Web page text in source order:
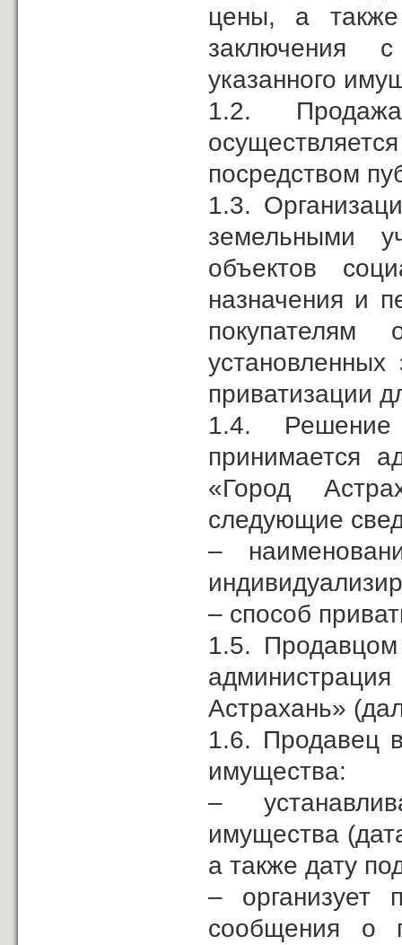
цены, а также
заключения с
указанного
1.2.
посредством
1.3.
земельными
объектов
назначения и
покупателям
приватизации
1.4. Решение
принимается
«Город
следующие
–
– способ
1.5.
Астрахань»
1.6. Продавец
имущества:
–
имущества
а также дату
– организует
сообщения о